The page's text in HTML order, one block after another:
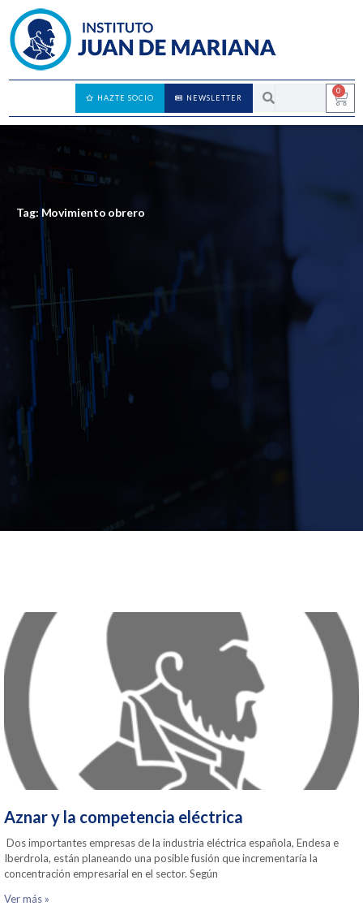
0
NEWSLETTER
HAZTE SOCIO
Tag: Movimiento obrero
Aznar y la competencia eléctrica
Dos importantes empresas de la industria eléctrica española, Endesa e
Iberdrola, están planeando una posible fusión que incrementaría la
concentración empresarial en el sector. Según
Ver más »